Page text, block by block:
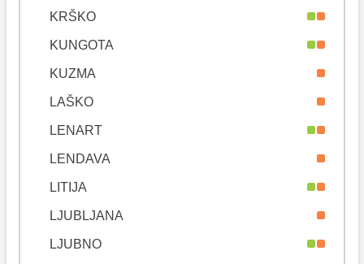
KRŠKO
KUNGOTA
KUZMA
LAŠKO
LENART
LENDAVA
LITIJA
LJUBLJANA
LJUBNO